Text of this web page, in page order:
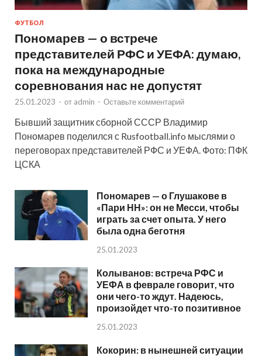
ФУТБОЛ
Пономарев — о встрече
представителей РФС и УЕФА: думаю,
пока на международные
соревнования нас не допустят
25.01.2023 - от admin - Оставьте комментарий
Бывший защитник сборной СССР Владимир
Пономарев поделился с Rusfootball.info мыслями о
переговорах представителей РФС и УЕФА. Фото: ПФК
ЦСКА
Пономарев — о Глушакове в
«Пари НН»: он не Месси, чтобы
играть за счет опыта. У него
была одна беготня
25.01.2023
Колыванов: встреча РФС и
УЕФА в феврале говорит, что
они чего-то ждут. Надеюсь,
произойдет что-то позитивное
25.01.2023
Кокорин: в нынешней ситуации